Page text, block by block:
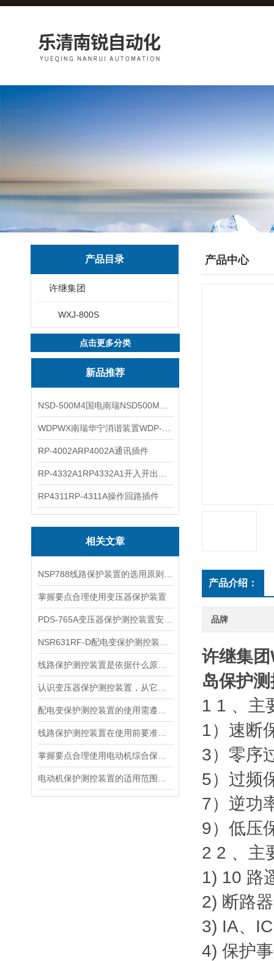
产品目录
许继集团
WXJ-800S
点击更多分类
新品推荐
RP-4002ARP4002A通讯插件
RP4311RP-4311A操作回路插件
相关文章
掌握要点合理使用变压器保护装置
产品中心
产品介绍：
品牌
许继集
岛保护
1 1 、主
1）速断
3）零序
5）过频
7）逆功
9）低压
2 2 、主
1) 10 路
2) 断路
3) IA、
4) 保护